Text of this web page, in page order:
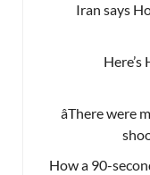
Iran says
âThere were
How a 90-